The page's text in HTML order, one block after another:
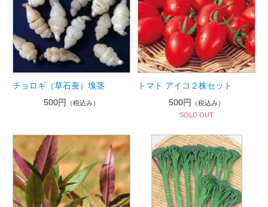
チョロギ（草石蚕）塊茎
500円
（税込み）
トマト アイコ２株セット
500円
（税込み）
SOLD OUT